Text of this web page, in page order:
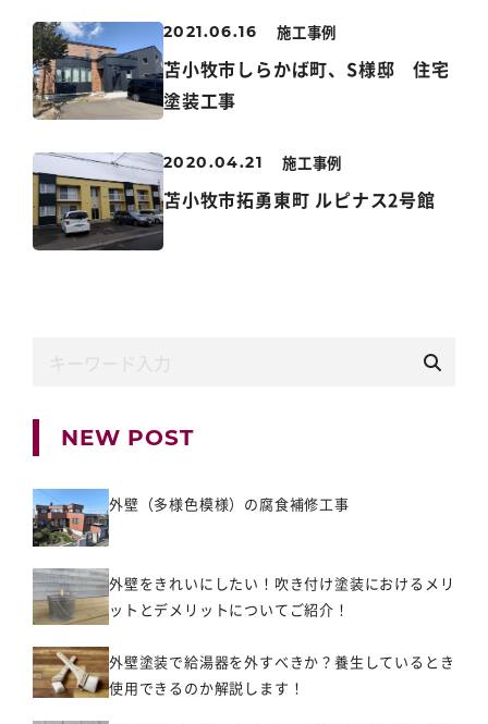
2021.06.16 施工事例
苫小牧市しらかば町、S様邸 住宅
塗装工事
2020.04.21 施工事例
苫小牧市拓勇東町 ルピナス2号館
NEW POST
外壁（多様色模様）の腐食補修工事
外壁をきれいにしたい！吹き付け塗装におけるメリ
ットとデメリットについてご紹介！
外壁塗装で給湯器を外すべきか？養生しているとき
使用できるのか解説します！